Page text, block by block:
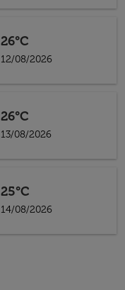
26°C
12/08/2026
26°C
13/08/2026
25°C
14/08/2026